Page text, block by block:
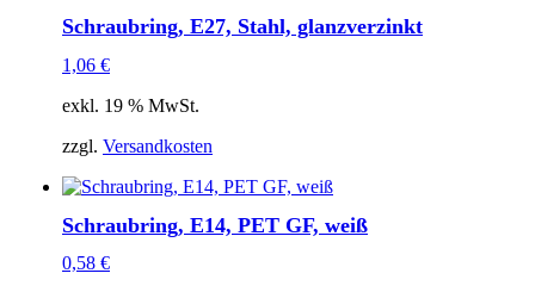
Schraubring, E27, Stahl, glanzverzinkt
1,06 €
exkl. 19 % MwSt.
zzgl. Versandkosten
Schraubring, E14, PET GF, weiß
0,58 €